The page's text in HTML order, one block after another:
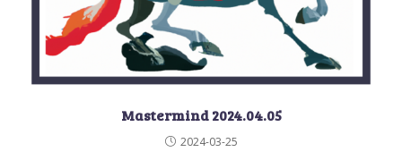
Mastermind 2024.04.05
2024-03-25